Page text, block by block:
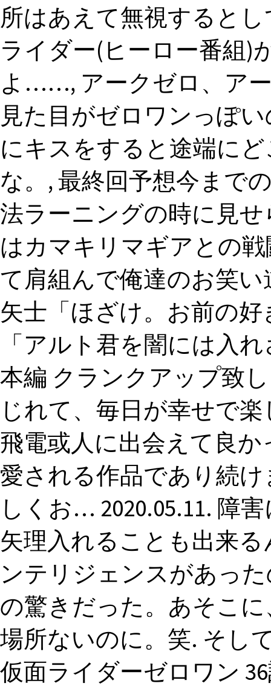
所はあえて無視すると
ライダー(ヒーロー番組)
よ……, アークゼロ、ア
見た目がゼロワンっぽ
にキスをすると途端に
な。, 最終回予想今まで
法ラーニングの時に見
はカマキリマギアとの
て肩組んで俺達のお笑い
矢士「ほざけ。お前の
「アルト君を闇には入
本編 クランクアップ致
じれて、毎日が幸せで
飛電或人に出会えて良
愛される作品であり続
しくお… 2020.05.11. 障
矢理入れることも出来
ンテリジェンスがあっ
の驚きだった。あそこ
場所ないのに。笑. そし
仮面ライダーゼロワン